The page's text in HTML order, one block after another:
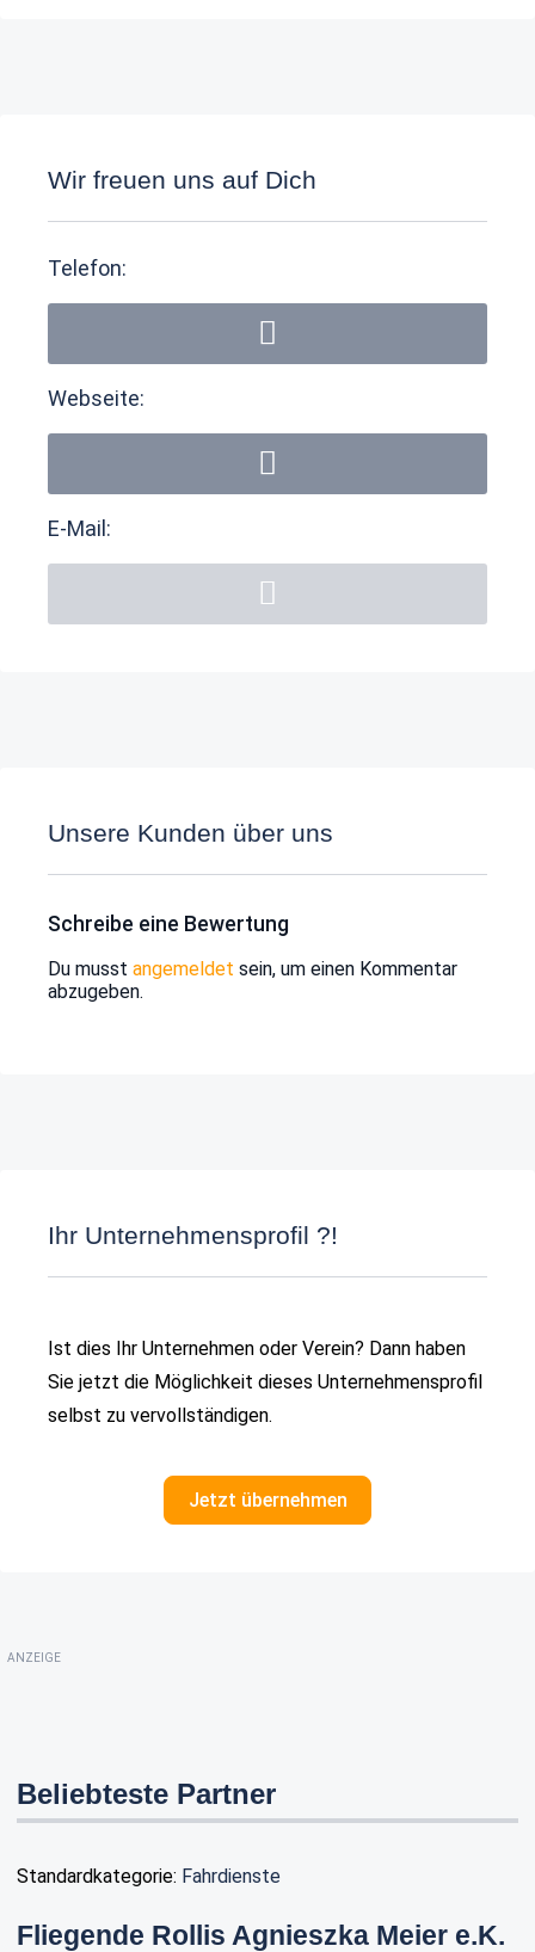
Wir freuen uns auf Dich
Telefon:
Webseite:
E-Mail:
Unsere Kunden über uns
Schreibe eine Bewertung
Du musst angemeldet sein, um einen Kommentar
abzugeben.
Ihr Unternehmensprofil ?!
Ist dies Ihr Unternehmen oder Verein? Dann haben
Sie jetzt die Möglichkeit dieses Unternehmensprofil
selbst zu vervollständigen.
Jetzt übernehmen
ANZEIGE
Beliebteste Partner
Standardkategorie: Fahrdienste
Fliegende Rollis Agnieszka Meier e.K.